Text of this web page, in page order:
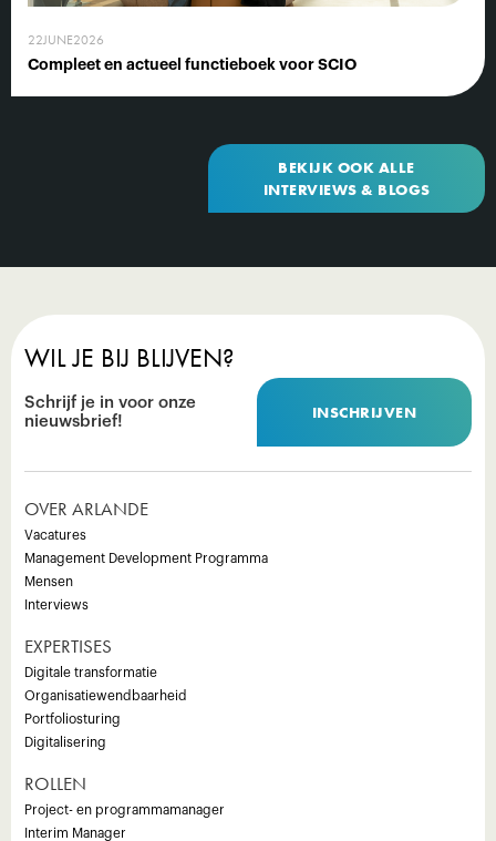
22JUNE2026
Compleet en actueel functieboek voor SCIO
BEKIJK OOK ALLE
INTERVIEWS & BLOGS
WIL JE BIJ BLIJVEN?
Schrijf je in voor onze
nieuwsbrief!
INSCHRIJVEN
OVER ARLANDE
Vacatures
Management Development Programma
Mensen
Interviews
EXPERTISES
Digitale transformatie
Organisatiewendbaarheid
Portfoliosturing
Digitalisering
ROLLEN
Project- en programmamanager
Interim Manager